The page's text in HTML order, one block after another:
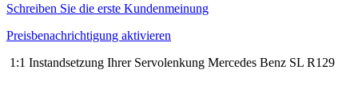
Schreiben Sie die erste Kundenmeinung
Preisbenachrichtigung aktivieren
1:1 Instandsetzung Ihrer Servolenkung Mercedes Benz SL R129